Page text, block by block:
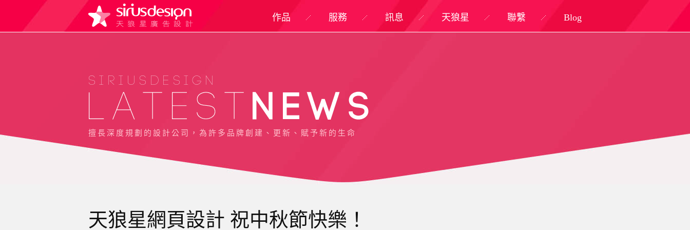
作品 服務 訊息 天狼星 聯繫 Blog
SIRIUSDESIGN
擅長深度規劃的設計公司，為許多品牌創建、更新、賦予新的生命
天狼星網頁設計 祝中秋節快樂！